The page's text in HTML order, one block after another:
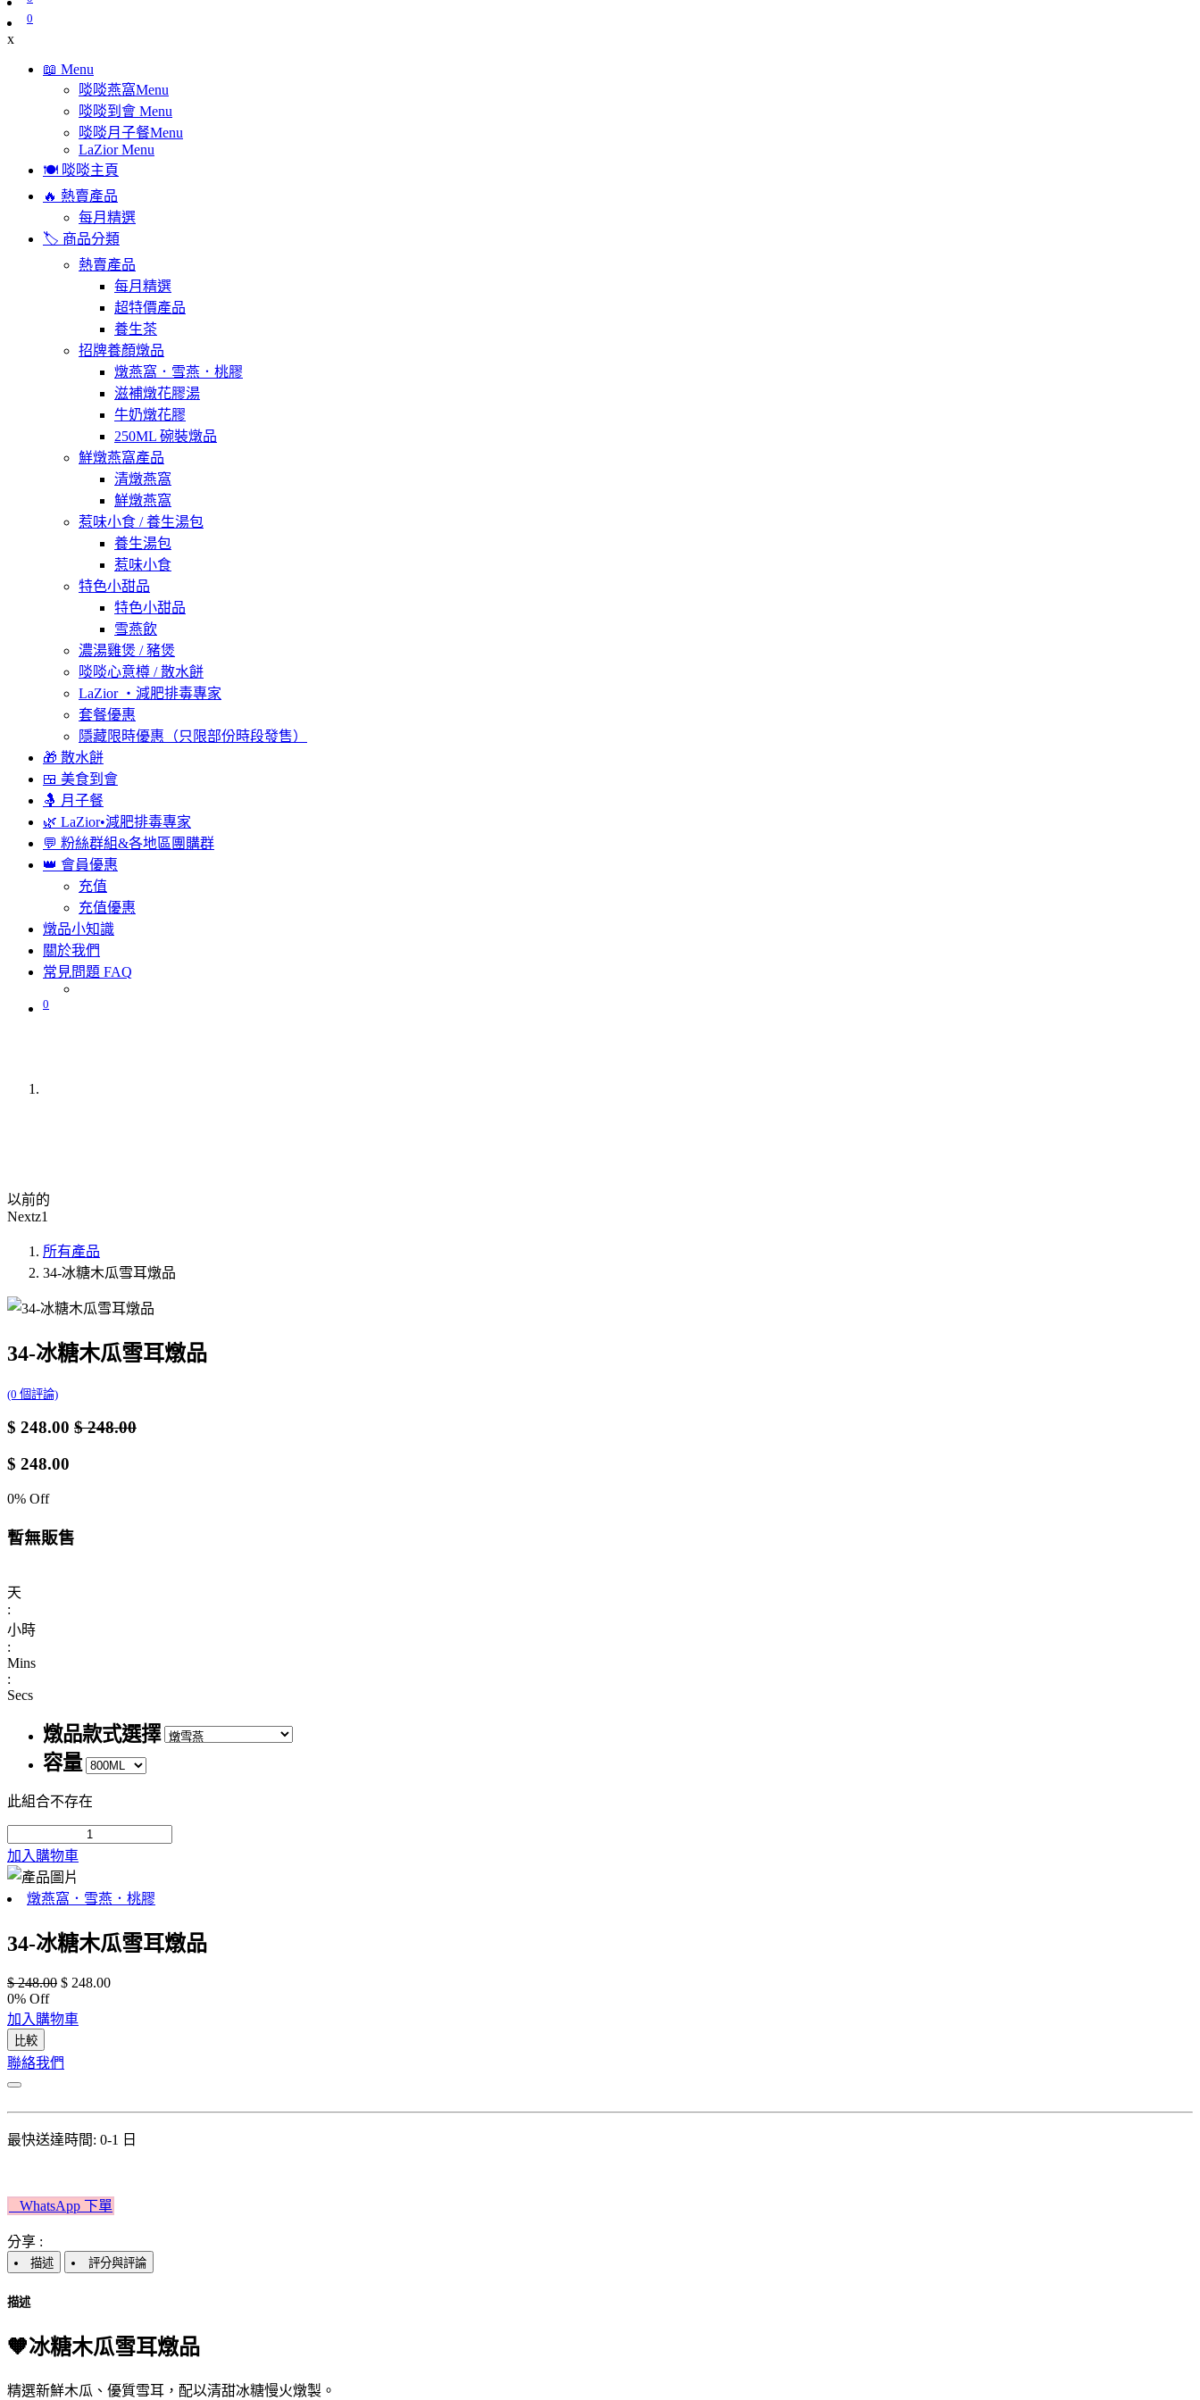
0
x
📖 Menu
啖啖燕窩Menu
啖啖到會 Menu
啖啖月子餐Menu
LaZior Menu
🍽️ 啖啖主頁
🔥 熱賣產品
每月精選
🏷️ 商品分類
熱賣產品
每月精選
超特價產品
養生茶
招牌養顏燉品
燉燕窩．雪燕．桃膠
滋補燉花膠湯
牛奶燉花膠
250ML 碗裝燉品
鮮燉燕窩產品
清燉燕窩
鮮燉燕窩
惹味小食 / 養生湯包
養生湯包
惹味小食
特色小甜品
特色小甜品
雪燕飲
濃湯雞煲 / 豬煲
啖啖心意樽 / 散水餅
LaZior ・減肥排毒專家
套餐優惠
隱藏限時優惠（只限部份時段發售）
🎁 散水餅
🍱 美食到會
🤱 月子餐
🌿 LaZior•減肥排毒專家
💬 粉絲群組&各地區團購群
👑 會員優惠
充值
充值優惠
燉品小知識
關於我們
常見問題 FAQ
0
以前的
Nextz1
所有產品
34-冰糖木瓜雪耳燉品
34-冰糖木瓜雪耳燉品
(0 個評論)
$ 248.00 $248.00
$ 248.00
0% Off
暫無販售
天
:
小時
:
Mins
:
Secs
燉品款式選擇
容量
此組合不存在
加入購物車
燉燕窩．雪燕．桃膠
34-冰糖木瓜雪耳燉品
$248.00 $ 248.00
0% Off
加入購物車
比較
聯絡我們
最快送達時間: 0-1 日
W​​hatsApp 下單​​​​​​
分享 :
描述 評分與評論
描述
🧡冰糖木瓜雪耳燉品
精選新鮮木瓜、優質雪耳，配以清甜冰糖慢火燉製。